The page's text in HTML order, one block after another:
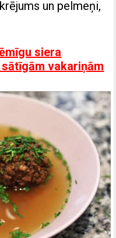
un pelmeņi,
siera
vakariņām